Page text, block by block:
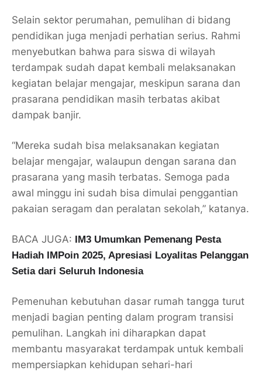
Selain sektor perumahan, pemulihan di bidang
pendidikan juga menjadi perhatian serius. Rahmi
menyebutkan bahwa para siswa di wilayah
terdampak sudah dapat kembali melaksanakan
kegiatan belajar mengajar, meskipun sarana dan
prasarana pendidikan masih terbatas akibat
dampak banjir.
“Mereka sudah bisa melaksanakan kegiatan
belajar mengajar, walaupun dengan sarana dan
prasarana yang masih terbatas. Semoga pada
awal minggu ini sudah bisa dimulai penggantian
pakaian seragam dan peralatan sekolah,” katanya.
BACA JUGA:
IM3 Umumkan Pemenang Pesta
Hadiah IMPoin 2025, Apresiasi Loyalitas Pelanggan
Setia dari Seluruh Indonesia
Pemenuhan kebutuhan dasar rumah tangga turut
menjadi bagian penting dalam program transisi
pemulihan. Langkah ini diharapkan dapat
membantu masyarakat terdampak untuk kembali
mempersiapkan kehidupan sehari-hari